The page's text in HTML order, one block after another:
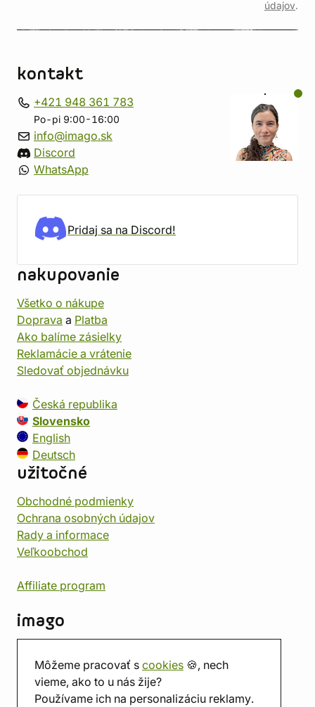
Môžeme pracovať s cookies 🍪, nech
vieme, ako to u nás žije?
Používame ich na personalizáciu reklamy.
údajov.
kontakt
+421 948 361 783
Po-pi 9:00-16:00
info@imago.sk
Discord
WhatsApp
Pridaj sa na Discord!
nakupovanie
Všetko o nákupe
Doprava a Platba
Ako balíme zásielky
Reklamácie a vrátenie
Sledovať objednávku
Česká republika
Slovensko
English
Deutsch
užitočné
Obchodné podmienky
Ochrana osobných údajov
Rady a informace
Veľkoobchod
Affiliate program
imago
Predajňa
Herňa
O nás